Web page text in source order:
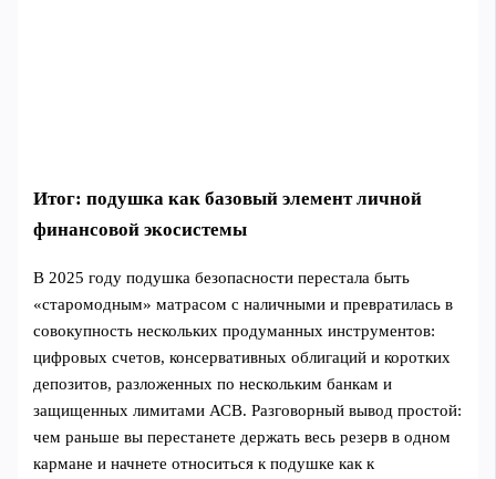
Итог: подушка как базовый элемент личной
финансовой экосистемы
В 2025 году подушка безопасности перестала быть
«старомодным» матрасом с наличными и превратилась в
совокупность нескольких продуманных инструментов:
цифровых счетов, консервативных облигаций и коротких
депозитов, разложенных по нескольким банкам и
защищенных лимитами АСВ. Разговорный вывод простой:
чем раньше вы перестанете держать весь резерв в одном
кармане и начнете относиться к подушке как к